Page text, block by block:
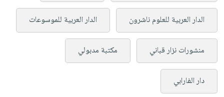
الدار العربية للعلوم ناشرون الدار العربية للموسوعات
منشورات نزار قباني مكتبة مدبولي
دار الفارابي